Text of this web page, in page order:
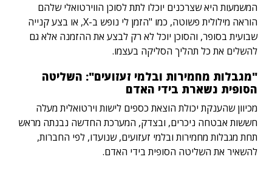
המשמעות היא שצרכנים יוכלו לתת לסוכן הווירטואלי שלהם
הוראה מילולית פשוטה, כמו "הזמן לי נופש ב-X, או בצע קנייה
שבועית בסופר, והסוכן יוכל לא רק לבצע את ההזמנה אלא גם
להשלים את כל תהליך הסליקה בעצמו.
"מגבלות מחמירות ובלמי זעזועים": השליטה
הסופית נשארת בידי האדם
מכיוון שהענקת יכולת הוצאת כספים לישות וירטואלית מעלה
חששות אבטחה ניכרים, ובצדק, המערכת החדשה נבנתה מראש
תחת מגבלות מחמירות ובלמי זעזועים, שנועדו, לפי החברות,
להשאיר את השליטה הסופית בידי האדם.